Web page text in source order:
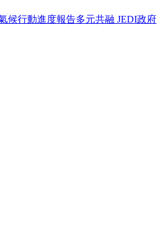
候行動進度報告多元共融 JEDI政府